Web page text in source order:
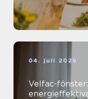
04. juli 2026
Velfac-